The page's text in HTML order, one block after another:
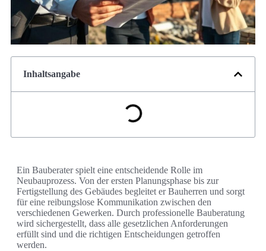
Inhaltsangabe
Ein Bauberater spielt eine entscheidende Rolle im
Neubauprozess. Von der ersten Planungsphase bis zur
Fertigstellung des Gebäudes begleitet er Bauherren und sorgt
für eine reibungslose Kommunikation zwischen den
verschiedenen Gewerken. Durch professionelle Bauberatung
wird sichergestellt, dass alle gesetzlichen Anforderungen
erfüllt sind und die richtigen Entscheidungen getroffen
werden.